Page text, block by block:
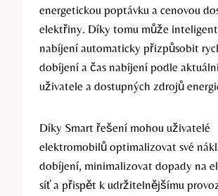
energetickou poptávku a cenovou
elektřiny. Díky tomu může
nabíjení automaticky přizpůsobit
dobíjení a čas nabíjení podle
uživatele a dostupných zdrojů
Díky Smart řešení mohou uživatelé
elektromobilů optimalizovat své
dobíjení, minimalizovat dopady na
síť a přispět k udržitelnějšímu